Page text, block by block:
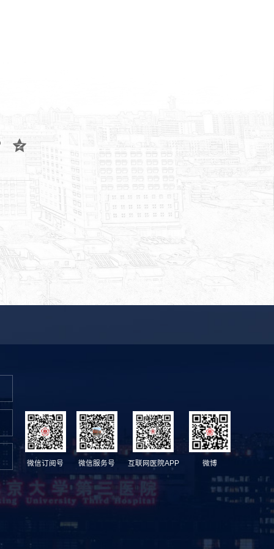
微信订阅号 微信服务号 互联网医院APP 微博